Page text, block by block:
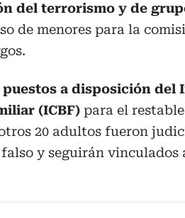
del terrorismo y de
de menores para la
a disposición del
(ICBF) para el
20 adultos fueron
y seguirán vinculados